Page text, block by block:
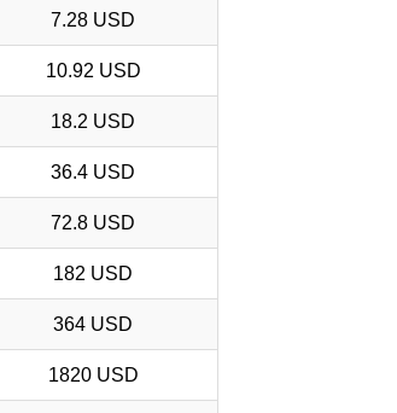
7.28 USD
10.92 USD
18.2 USD
36.4 USD
72.8 USD
182 USD
364 USD
1820 USD